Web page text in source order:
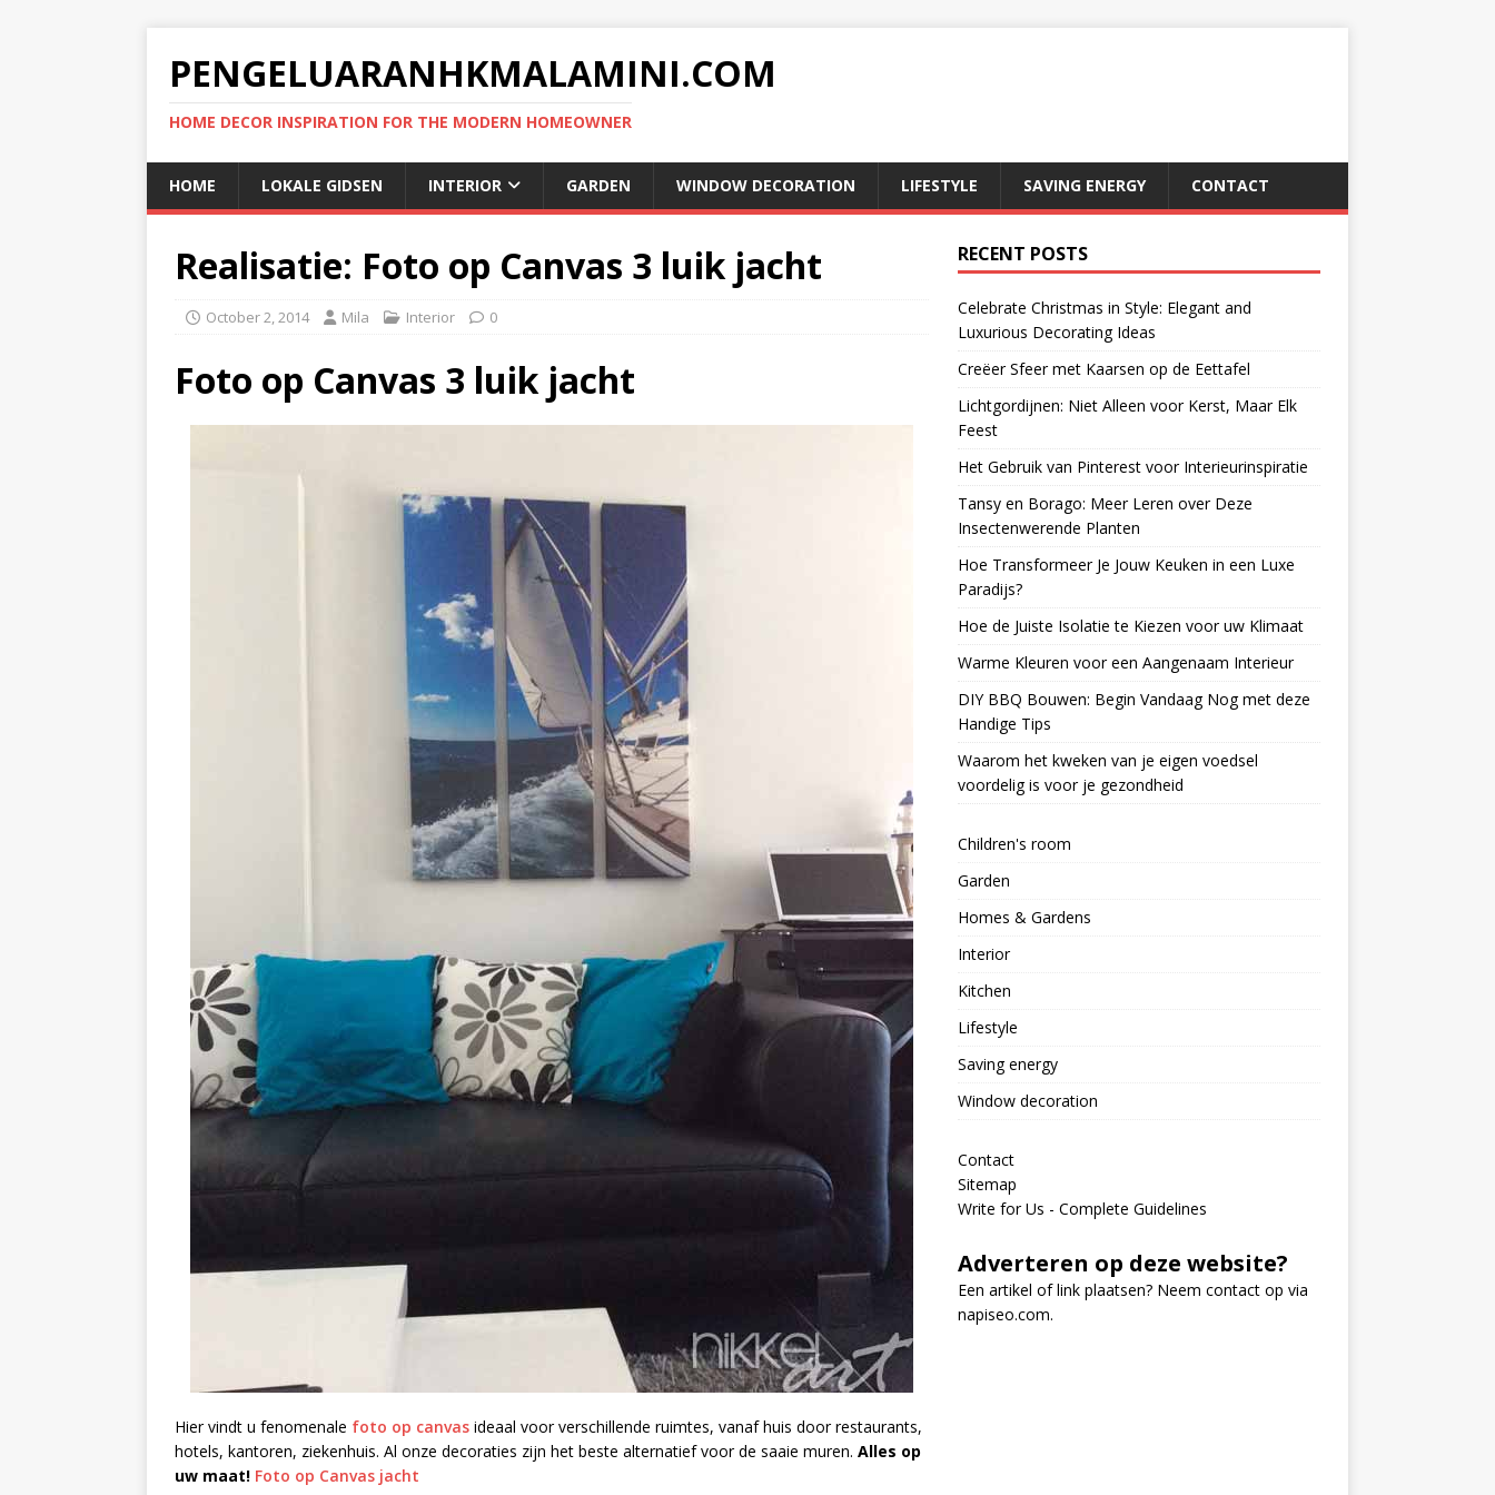
PENGELUARANHKMALAMINI.COM
HOME DECOR INSPIRATION FOR THE MODERN HOMEOWNER
HOME LOKALE GIDSEN INTERIOR GARDEN WINDOW DECORATION LIFESTYLE SAVING ENERGY CONTACT
Realisatie: Foto op Canvas 3 luik jacht
October 2, 2014 Mila Interior 0
Foto op Canvas 3 luik jacht
Hier vindt u fenomenale foto op canvas ideaal voor verschillende ruimtes, vanaf huis door restaurants,
hotels, kantoren, ziekenhuis. Al onze decoraties zijn het beste alternatief voor de saaie muren. Alles op
uw maat! Foto op Canvas jacht
RECENT POSTS
Celebrate Christmas in Style: Elegant and
Luxurious Decorating Ideas
Creëer Sfeer met Kaarsen op de Eettafel
Lichtgordijnen: Niet Alleen voor Kerst, Maar Elk
Feest
Het Gebruik van Pinterest voor Interieurinspiratie
Tansy en Borago: Meer Leren over Deze
Insectenwerende Planten
Hoe Transformeer Je Jouw Keuken in een Luxe
Paradijs?
Hoe de Juiste Isolatie te Kiezen voor uw Klimaat
Warme Kleuren voor een Aangenaam Interieur
DIY BBQ Bouwen: Begin Vandaag Nog met deze
Handige Tips
Waarom het kweken van je eigen voedsel
voordelig is voor je gezondheid
Children's room
Garden
Homes & Gardens
Interior
Kitchen
Lifestyle
Saving energy
Window decoration
Contact
Sitemap
Write for Us - Complete Guidelines
Adverteren op deze website?
Een artikel of link plaatsen? Neem contact op via
napiseo.com.